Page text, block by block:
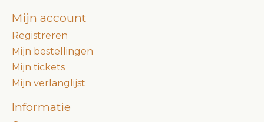
Mijn account
Registreren
Mijn bestellingen
Mijn tickets
Mijn verlanglijst
Informatie